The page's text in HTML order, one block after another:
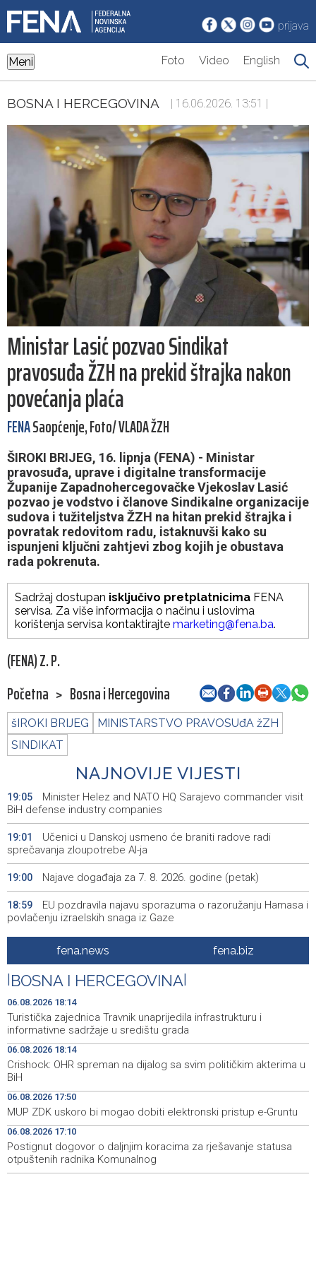
prijava
Meni Foto Video English
BOSNA I HERCEGOVINA | 16.06.2026. 13:51 |
Ministar Lasić pozvao Sindikat
pravosuđa ŽZH na prekid štrajka nakon
povećanja plaća
FENASaopćenje, Foto/ VLADA ŽZH
ŠIROKI BRIJEG, 16. lipnja (FENA) - Ministar
pravosuđa, uprave i digitalne transformacije
Županije Zapadnohercegovačke Vjekoslav Lasić
pozvao je vodstvo i članove Sindikalne organizacije
sudova i tužiteljstva ŽZH na hitan prekid štrajka i
povratak redovitom radu, istaknuvši kako su
ispunjeni ključni zahtjevi zbog kojih je obustava
rada pokrenuta.
Sadržaj dostupan isključivo pretplatnicima FENA
servisa. Za više informacija o načinu i uslovima
korištenja servisa kontaktirajte marketing@fena.ba.
(FENA) Z. P.
Početna > Bosna i Hercegovina
šIROKI BRIJEG
MINISTARSTVO PRAVOSUđA žZH
SINDIKAT
NAJNOVIJE VIJESTI
19:05
Minister Helez and NATO HQ Sarajevo commander visit
BiH defense industry companies
19:01
Učenici u Danskoj usmeno će braniti radove radi
sprečavanja zloupotrebe AI-ja
19:00 Najave događaja za 7. 8. 2026. godine (petak)
18:59
EU pozdravila najavu sporazuma o razoružanju Hamasa i
povlačenju izraelskih snaga iz Gaze
London podnio kandidaturu za Svjetsko prvenstvo u
atletici 2029. godine
18:31
BiH granted citizenship to 43 individuals of special
national interest since 2023
18:19
Barcelona se uključila u utrku za Rodrija nakon zastoja u
pregovorima s Real Madridom
18:14
Turistička zajednica Travnik unaprijedila infrastrukturu i
informativne sadržaje u središtu grada
18:14
Crishock: OHR spreman na dijalog sa svim političkim
akterima u BiH
18:01
Soreca: Zahtjev za pristupanje SEPA-i važan korak BiH
na putu ka EU
fena.news fena.biz
BOSNA I HERCEGOVINA
06.08.2026 18:14
Turistička zajednica Travnik unaprijedila infrastrukturu i
informativne sadržaje u središtu grada
06.08.2026 18:14
Crishock: OHR spreman na dijalog sa svim političkim akterima u
BiH
06.08.2026 17:50
MUP ZDK uskoro bi mogao dobiti elektronski pristup e-Gruntu
06.08.2026 17:10
Postignut dogovor o daljnjim koracima za rješavanje statusa
otpuštenih radnika Komunalnog